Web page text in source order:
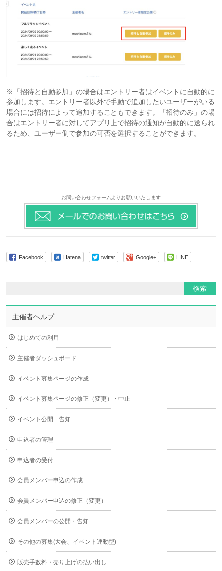
※「招待と自動参加」の場合はエントリー者はイベントに自動的に
参加します。エントリー者以外で手動で追加したいユーザーがいる
場合には招待によって追加することもできます。「招待のみ」の場
合はエントリー者に対してアプリ上で招待の通知が自動的に送られ
るため、ユーザー側で参加の可否を選択することができます。
お問い合わせフォームよりお願いいたします
Facebook Hatena twitter Google+ LINE
主催者ヘルプ
はじめての利用
主催者ダッシュボード
イベント募集ページの作成
イベント募集ページの修正（変更）・中止
イベント公開・告知
申込者の管理
申込者の受付
会員メンバー申込の作成
会員メンバー申込の修正（変更）
会員メンバーの公開・告知
その他の募集(大会、イベント連動型)
販売手数料・売り上げの払い出し